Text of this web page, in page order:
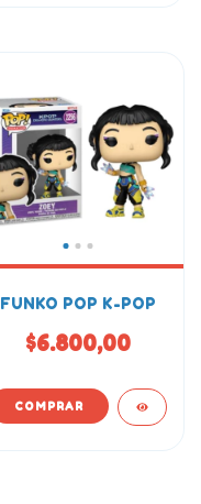
FUNKO POP K-POP
$6.800,00